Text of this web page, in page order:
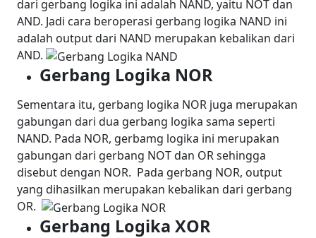
dari gerbang logika ini adalah NAND, yaitu NOT dan
AND. Jadi cara beroperasi gerbang logika NAND ini
adalah output dari NAND merupakan kebalikan dari
AND.
Gerbang Logika NOR
Sementara itu, gerbang logika NOR juga merupakan
gabungan dari dua gerbang logika sama seperti
NAND. Pada NOR, gerbamg logika ini merupakan
gabungan dari gerbang NOT dan OR sehingga
disebut dengan NOR. Pada gerbang NOR, output
yang dihasilkan merupakan kebalikan dari gerbang
OR.
Gerbang Logika XOR